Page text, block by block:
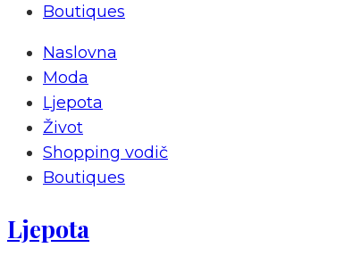
Boutiques
Naslovna
Moda
Ljepota
Život
Shopping vodič
Boutiques
Ljepota